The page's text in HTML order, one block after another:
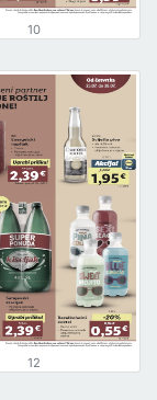
10
12